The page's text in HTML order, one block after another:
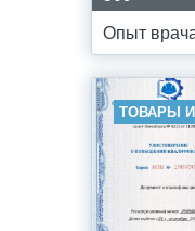
Опыт
ТОВАРЫ